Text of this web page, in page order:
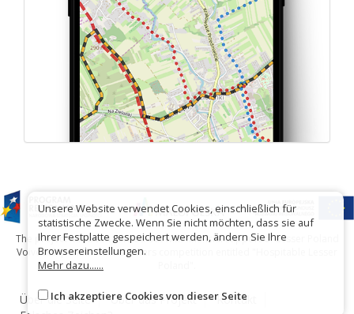
The project has been carried out with financial support of Lesser Poland
Voivodship within tourist offers competition entitled "Hospitable Lesser
Über die Seite Über das Projekt
Kontakt
Unsere Website verwendet Cookies, einschließlich für
statistische Zwecke. Wenn Sie nicht möchten, dass sie auf
Ihrer Festplatte gespeichert werden, ändern Sie Ihre
Browsereinstellungen.
Mehr dazu......
Ich akzeptiere Cookies von dieser Seite